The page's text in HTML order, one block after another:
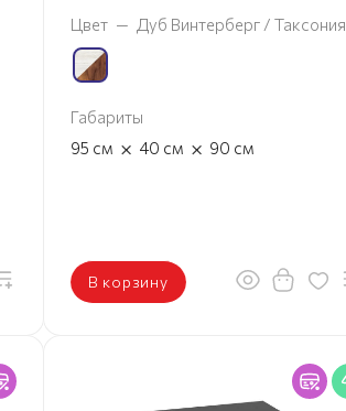
Цвет — Дуб Винтерберг / Таксония
Габариты
95 см × 40 см × 90 см
В корзину